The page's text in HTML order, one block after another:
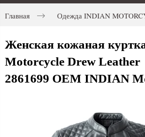
Главная Одежда INDIAN
Женская кожаная
Motorcycle Drew
2861699 OEM INDIAN